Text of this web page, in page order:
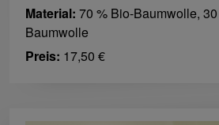
Material: 70 % Bio-Baumwolle,
Baumwolle
Preis: 17,50 €